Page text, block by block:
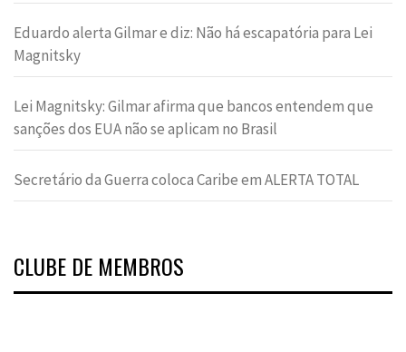
Eduardo alerta Gilmar e diz: Não há escapatória para Lei
Magnitsky
Lei Magnitsky: Gilmar afirma que bancos entendem que
sanções dos EUA não se aplicam no Brasil
Secretário da Guerra coloca Caribe em ALERTA TOTAL
CLUBE DE MEMBROS